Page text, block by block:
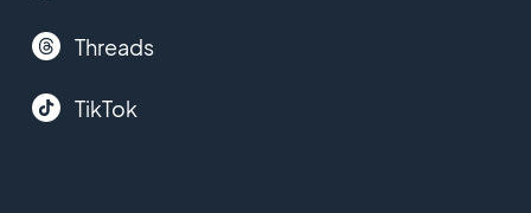
Threads
TikTok